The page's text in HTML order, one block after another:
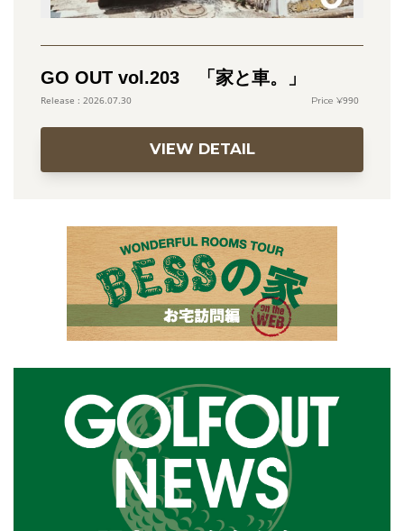
GO OUT vol.203 「家と車。」
2026.07.30 990
VIEW DETAIL